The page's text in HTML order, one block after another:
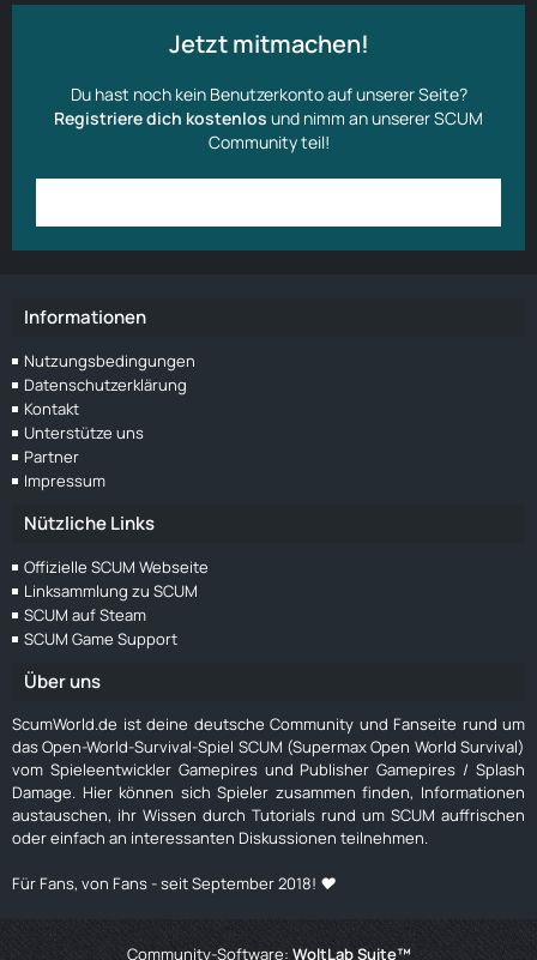
Jetzt mitmachen!
Du hast noch kein Benutzerkonto auf unserer Seite?
Registriere dich kostenlos und nimm an unserer SCUM
Community teil!
Informationen
Nutzungsbedingungen
Datenschutzerklärung
Kontakt
Unterstütze uns
Partner
Impressum
Nützliche Links
Offizielle SCUM Webseite
Linksammlung zu SCUM
SCUM auf Steam
SCUM Game Support
Über uns
ScumWorld.de ist deine deutsche Community und Fanseite rund um
das Open-World-Survival-Spiel SCUM (Supermax Open World Survival)
vom Spieleentwickler Gamepires und Publisher Gamepires / Splash
Damage. Hier können sich Spieler zusammen finden, Informationen
austauschen, ihr Wissen durch Tutorials rund um SCUM auffrischen
oder einfach an interessanten Diskussionen teilnehmen.
Für Fans, von Fans - seit September 2018! ❤️
Community-Software: WoltLab Suite™